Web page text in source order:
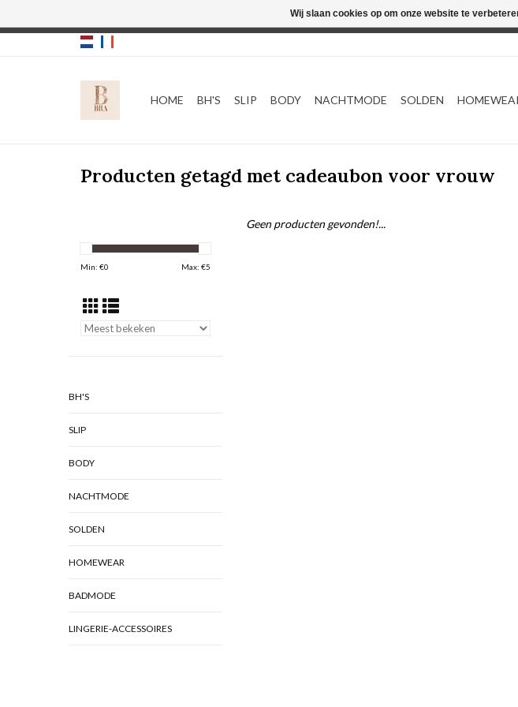
HOME BH'S SLIP BODY NACHTMODE SOLDEN
Producten getagd met cadeaubon voor vrouw
Min: €0 Max: €5
BH'S
SLIP
BODY
NACHTMODE
SOLDEN
HOMEWEAR
BADMODE
LINGERIE-ACCESSOIRES
Geen producten gevonden!...
Wij slaan cookies op om onze website te
Webshop